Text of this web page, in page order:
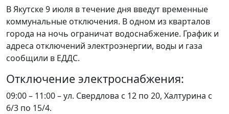
В Якутске 9 июля в течение дня введут временные
коммунальные отключения. В одном из кварталов
города на ночь ограничат водоснабжение. График и
адреса отключений электроэнергии, воды и газа
сообщили в ЕДДС.
Отключение электроснабжения:
09:00 – 11:00 – ул. Свердлова с 12 по 20, Халтурина с
6/3 по 15/4.